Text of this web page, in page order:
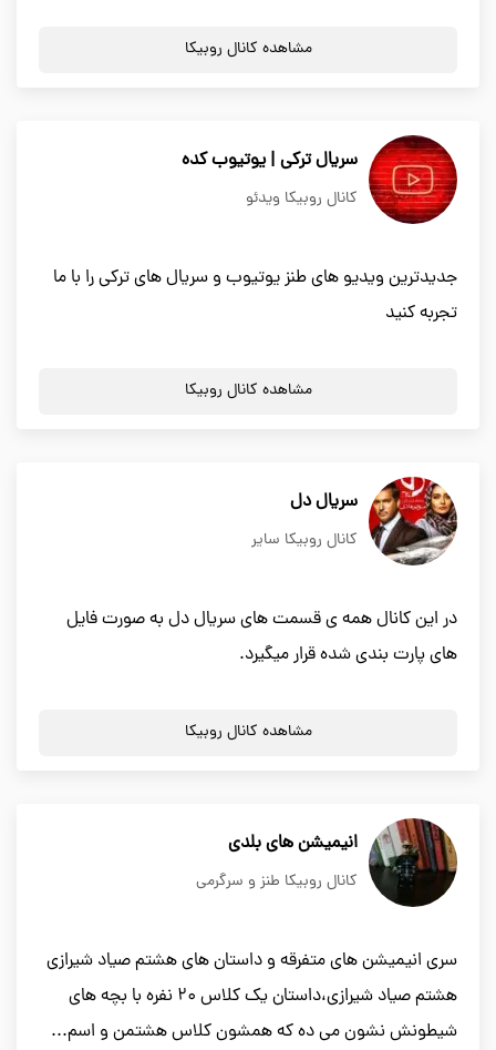
مشاهده کانال روبیکا
سریال ترکی | یوتیوب کده
کانال روبیکا ویدئو
جدیدترین ویدیو های طنز یوتیوب و سریال های ترکی را با ما
تجربه کنید
مشاهده کانال روبیکا
سریال دل
کانال روبیکا سایر
در این کانال همه ی قسمت های سریال دل به صورت فایل
های پارت بندی شده قرار میگیرد.
مشاهده کانال روبیکا
انیمیشن های بلدی
کانال روبیکا طنز و سرگرمی
سری انیمیشن های متفرقه و داستان های هشتم صیاد شیرازی
هشتم صیاد شیرازی،داستان یک کلاس ۲۰ نفره با بچه های
شیطونش نشون می ده که همشون کلاس هشتمن و اسم...